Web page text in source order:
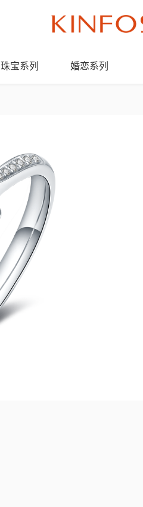
珠宝系列 婚恋系列